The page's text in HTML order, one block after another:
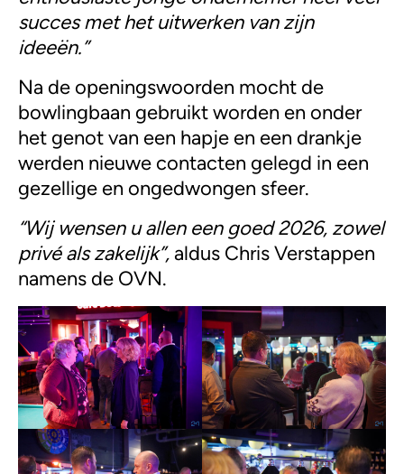
succes met het uitwerken van zijn
ideeën.”
Na de openingswoorden mocht de
bowlingbaan gebruikt worden en onder
het genot van een hapje en een drankje
werden nieuwe contacten gelegd in een
gezellige en ongedwongen sfeer.
“Wij wensen u allen een goed 2026, zowel
privé als zakelijk”, aldus Chris Verstappen
namens de OVN.